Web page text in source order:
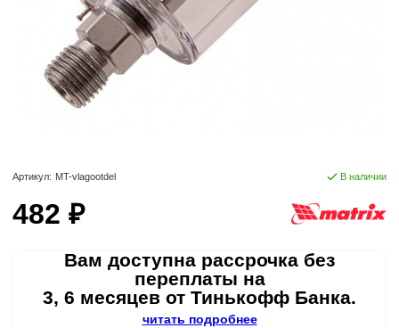
Артикул: MT-vlagootdel В наличии
482 ₽
Вам доступна рассрочка без
переплаты на
3, 6 месяцев от Тинькофф Банка.
читать подробнее